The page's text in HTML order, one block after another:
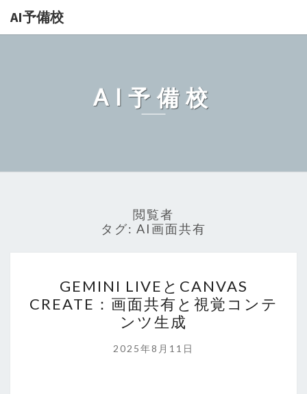
AI予備校
AI予備校
閲覧者
タグ: AI画面共有
LIVE
と
CANVAS
CREATE：
GEMINI LIVEとCANVAS
CREATE：画面共有と視覚コンテ
ンツ生成
2025年8月11日